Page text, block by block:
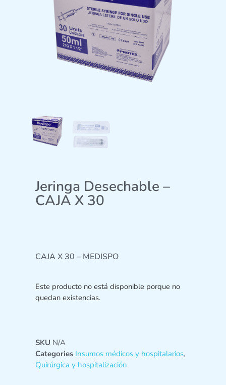
Jeringa Desechable –
CAJA X 30
CAJA X 30 – MEDISPO
Este producto no está disponible porque no
quedan existencias.
SKU N/A
Categories Insumos médicos y hospitalarios,
Quirúrgica y hospitalización